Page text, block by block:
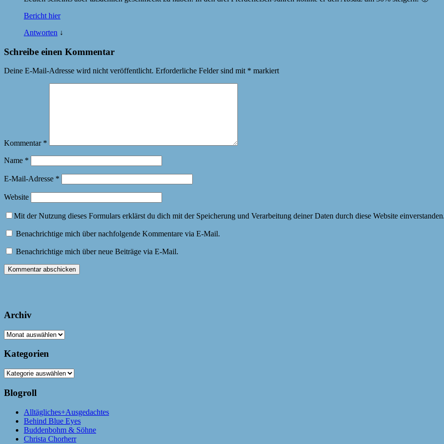
Bericht hier
Antworten ↓
Schreibe einen Kommentar
Deine E-Mail-Adresse wird nicht veröffentlicht. Erforderliche Felder sind mit * markiert
Kommentar *
Name *
E-Mail-Adresse *
Website
Mit der Nutzung dieses Formulars erklärst du dich mit der Speicherung und Verarbeitung deiner Daten durch diese Website
Benachrichtige mich über nachfolgende Kommentare via E-Mail.
Benachrichtige mich über neue Beiträge via E-Mail.
Archiv
Archiv
Kategorien
Kategorien
Blogroll
Alltägliches+Ausgedachtes
Behind Blue Eyes
Buddenbohm & Söhne
Christa Chorherr